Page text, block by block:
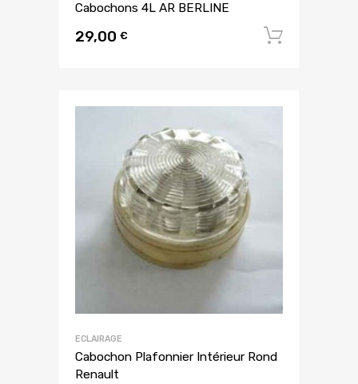
Cabochons 4L AR BERLINE
29,00 €
ECLAIRAGE
Cabochon Plafonnier Intérieur Rond
Renault